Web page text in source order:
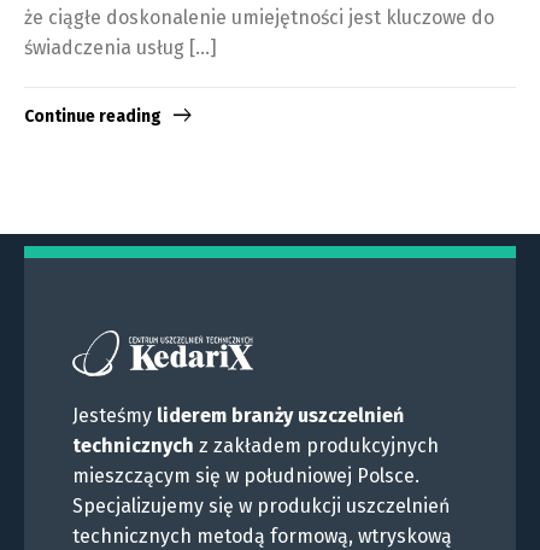
że ciągłe doskonalenie umiejętności jest kluczowe do
świadczenia usług […]
Continue reading
Jesteśmy liderem branży uszczelnień
technicznych z zakładem produkcyjnych
mieszczącym się w południowej Polsce.
Specjalizujemy się w produkcji uszczelnień
technicznych metodą formową, wtryskową